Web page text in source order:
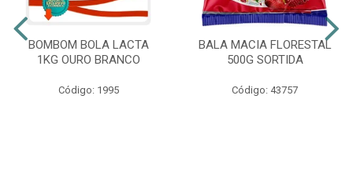
BOMBOM BOLA LACTA
1KG OURO BRANCO
Código: 1995
BALA MACIA FLORESTAL
500G SORTIDA
Código: 43757